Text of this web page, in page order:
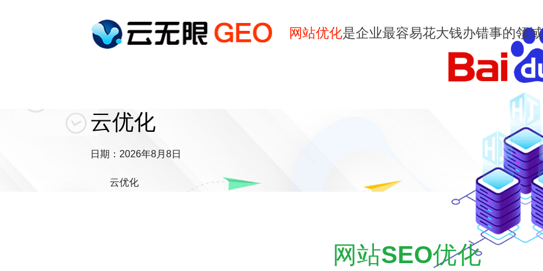
网站优化是企业最容易花大钱办错事的领域
云优化
日期：2026年8月8日
云优化
网站SEO优化